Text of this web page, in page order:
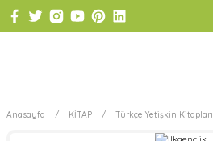
Anasayfa KİTAP Türkçe Yetişkin Kitapları